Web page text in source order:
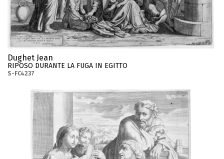
Dughet Jean
RIPOSO DURANTE LA FUGA IN EGITTO
S-FC4237